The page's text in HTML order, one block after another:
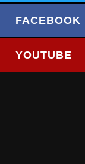
FACEBOOK
YOUTUBE